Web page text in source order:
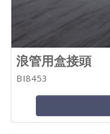
浪管用盒接頭
BI8453